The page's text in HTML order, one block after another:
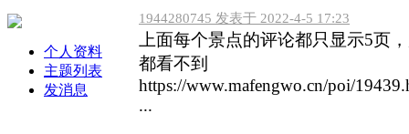
个人资料
主题列表
发消息
1944280745 发表于 2022-4-5 17:23
上面每个景点的评论都只显示5页
都看不到
https://www.mafengwo.cn/poi/
...